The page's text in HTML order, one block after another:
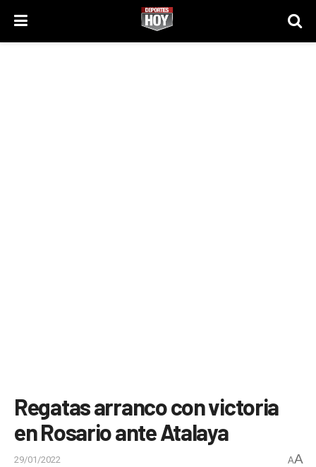
Regatas arranco con victoria
en Rosario ante Atalaya
29/01/2022 AA